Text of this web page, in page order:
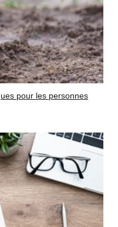
pour les personnes